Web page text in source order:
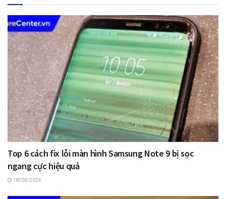
Top 6 cách fix lỗi màn hình Samsung Note 9 bị sọc
ngang cực hiệu quả
18/03/2026